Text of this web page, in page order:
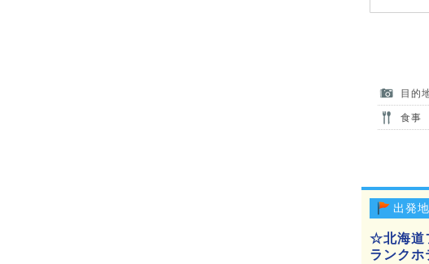
目的
食事
出発地
☆北海道
ランクホ